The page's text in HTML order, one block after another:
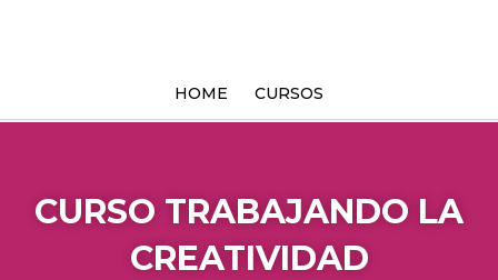
HOME CURSOS
CURSO TRABAJANDO LA
CREATIVIDAD